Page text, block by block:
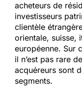
acheteurs de
investisseurs
clientèle
orientale, suisse,
européenne. Sur
il n’est pas rare
acquéreurs sont
segments.